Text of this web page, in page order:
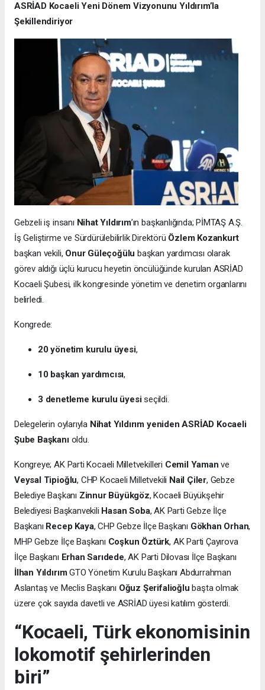
ASRİAD Kocaeli Yeni Dönem Vizyonunu Yıldırım’la
Şekillendiriyor
Gebzeli iş insanı Nihat Yıldırım’ın başkanlığında; PİMTAŞ A.Ş.
İş Geliştirme ve Sürdürülebilirlik Direktörü Özlem Kozankurt
başkan vekili, Onur Güleçoğülu başkan yardımcısı olarak
görev aldığı üçlü kurucu heyetin öncülüğünde kurulan ASRİAD
Kocaeli Şubesi, ilk kongresinde yönetim ve denetim organlarını
belirledi.
Kongrede:
20 yönetim kurulu üyesi,
10 başkan yardımcısı,
3 denetleme kurulu üyesiseçildi.
Delegelerin oylarıyla Nihat Yıldırım yeniden ASRİAD Kocaeli
Şube Başkanıoldu.
Kongreye; AK Parti Kocaeli Milletvekilleri Cemil Yaman ve
Veysal Tipioğlu, CHP Kocaeli Milletvekili Nail Çiler, Gebze
Belediye Başkanı Zinnur Büyükgöz, Kocaeli Büyükşehir
Belediyesi Başkanvekili Hasan Soba, AK Parti Gebze İlçe
Başkanı Recep Kaya, CHP Gebze İlçe Başkanı Gökhan Orhan,
MHP Gebze İlçe Başkanı Coşkun Öztürk, AK Parti Çayırova
İlçe Başkanı Erhan Sarıdede, AK Parti Dilovası İlçe Başkanı
İlhan YıldırımGTO Yönetim Kurulu Başkanı Abdurrahman
Aslantaş ve Meclis Başkanı Oğuz Şerifalioğlu başta olmak
üzere çok sayıda davetli ve ASRİAD üyesi katılım gösterdi.
“Kocaeli, Türk ekonomisinin
lokomotif şehirlerinden
biri”